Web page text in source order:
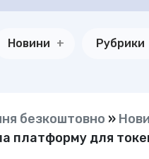
Новини Рубрики
безкоштовно »
платформу для